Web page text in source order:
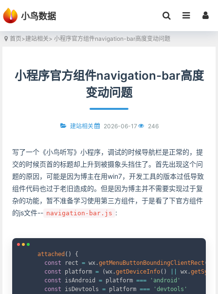
小鸟数据
首页>建站相关> 小程序官方组件navigation-bar高度变动问题
小程序官方组件navigation-bar高度
变动问题
建站相关 2026-06-17 246
写了一个《小鸟听写》小程序，调试的时候导航栏是正常的，提
交的时候页首的标题却上升到被摄象头挡住了。首先出现这个问
题的原因，可能是因为博主在用win7，开发工具的版本过低导致
组件代码也过于老旧造成的。但是因为博主并不需要实现过于复
杂的功能，暂不准备学习使用第三方组件，于是看了下官方组件
的js文件-- navigation-bar.js :
attached ( )
{
const rect = wx .getMenuButtonBoundingClientRect (
const platform = (wx .getDeviceInfo( ) wx .
const isAndroid = platform ===
'android'
const isDevtools = platform ===
'devtools'